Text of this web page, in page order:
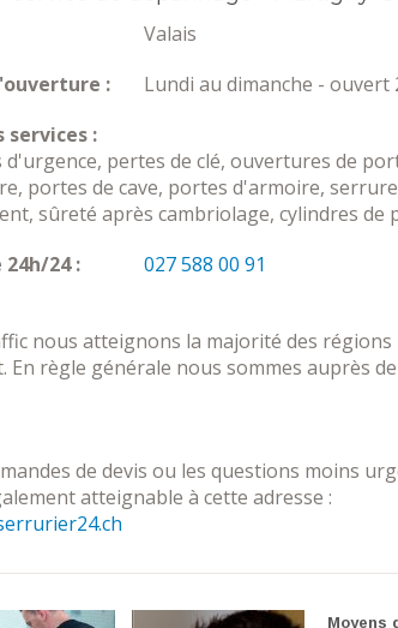
Valais
:
Lundi au dimanche - ouvert
services :
pertes de clé, ouvertures de
portes de cave, portes d'armoire,
sûreté après cambriolage, cylindres de
24 :
027 588 00 91
nous atteignons la majorité des régions
En règle générale nous sommes auprès
de devis ou les questions moins
atteignable à cette adresse :
Moyens